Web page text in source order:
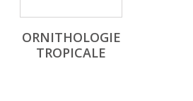
ORNITHOLOGIE
TROPICALE